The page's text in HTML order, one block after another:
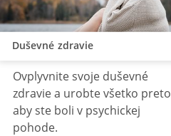
Duševné zdravie
Ovplyvnite svoje duševné
zdravie a urobte všetko preto
aby ste boli v psychickej
pohode.